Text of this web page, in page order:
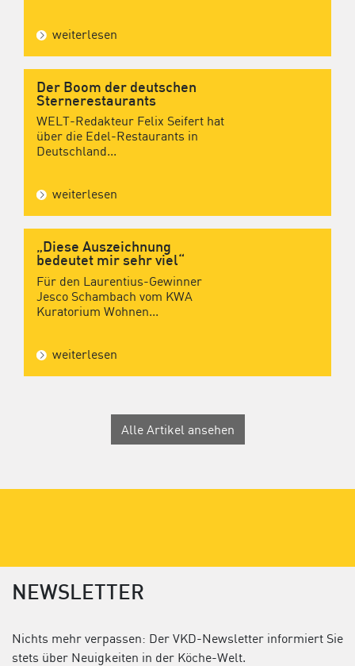
weiterlesen
Der Boom der deutschen
Sternerestaurants
WELT-Redakteur Felix Seifert hat
über die Edel-Restaurants in
Deutschland...
weiterlesen
„Diese Auszeichnung
bedeutet mir sehr viel“
Für den Laurentius-Gewinner
Jesco Schambach vom KWA
Kuratorium Wohnen...
weiterlesen
Alle Artikel ansehen
NEWSLETTER
Nichts mehr verpassen: Der VKD-Newsletter informiert Sie
stets über Neuigkeiten in der Köche-Welt.